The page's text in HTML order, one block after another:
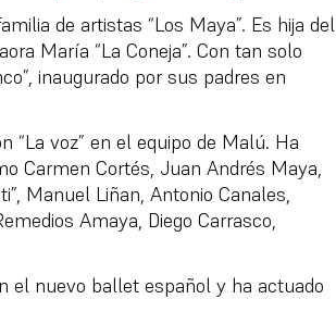
de artistas “Los Maya”. Es hija del
María “La Coneja”. Con tan solo
inaugurado por sus padres en
“La voz” en el equipo de Malú. Ha
Carmen Cortés, Juan Andrés Maya,
Manuel Liñan, Antonio Canales,
Amaya, Diego Carrasco,
el nuevo ballet español y ha actuado